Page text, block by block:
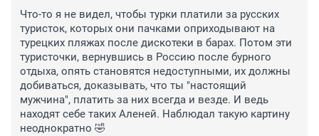
Что-то я не видел, чтобы турки платили за русских
туристок, которых они пачками оприходывают на
турецких пляжах после дискотеки в барах. Потом эти
туристочки, вернувшись в Россию после бурного
отдыха, опять становятся недоступными, их должны
добиваться, доказывать, что ты "настоящий
мужчина", платить за них всегда и везде. И ведь
находят себе таких Аленей. Наблюдал такую картину
неоднократно 🤣